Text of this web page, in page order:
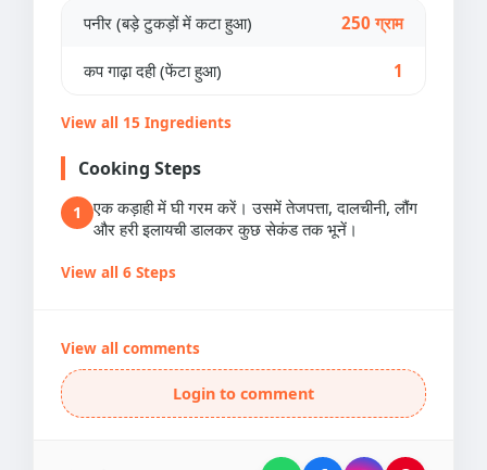
पनीर (बड़े टुकड़ों में कटा हुआ) 250 ग्राम
कप गाढ़ा दही (फेंटा हुआ) 1
View all 15 Ingredients
Cooking Steps
1
एक कड़ाही में घी गरम करें। उसमें तेजपत्ता, दालचीनी, लौंग
और हरी इलायची डालकर कुछ सेकंड तक भूनें।
View all 6 Steps
View all comments
Login to comment